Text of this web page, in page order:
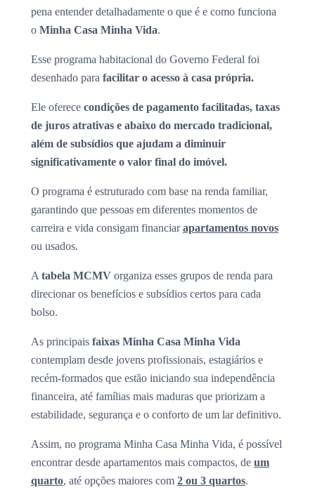
pena entender detalhadamente o que é e como funciona
o Minha Casa Minha Vida.
Esse programa habitacional do Governo Federal foi
desenhado para facilitar o acesso à casa própria.
Ele oferece condições de pagamento facilitadas, taxas
de juros atrativas e abaixo do mercado tradicional,
além de subsídios que ajudam a diminuir
significativamente o valor final do imóvel.
O programa é estruturado com base na renda familiar,
garantindo que pessoas em diferentes momentos de
carreira e vida consigam financiarapartamentos novos
ou usados.
A tabela MCMV organiza esses grupos de renda para
direcionar os benefícios e subsídios certos para cada
bolso.
As principais faixas Minha Casa Minha Vida
contemplam desde jovens profissionais, estagiários e
recém-formados que estão iniciando sua independência
financeira, até famílias mais maduras que priorizam a
estabilidade, segurança e o conforto de um lar definitivo.
Assim, no programa Minha Casa Minha Vida, é possível
encontrar desde apartamentos mais compactos, de um
quarto, até opções maiores com 2 ou 3 quartos.